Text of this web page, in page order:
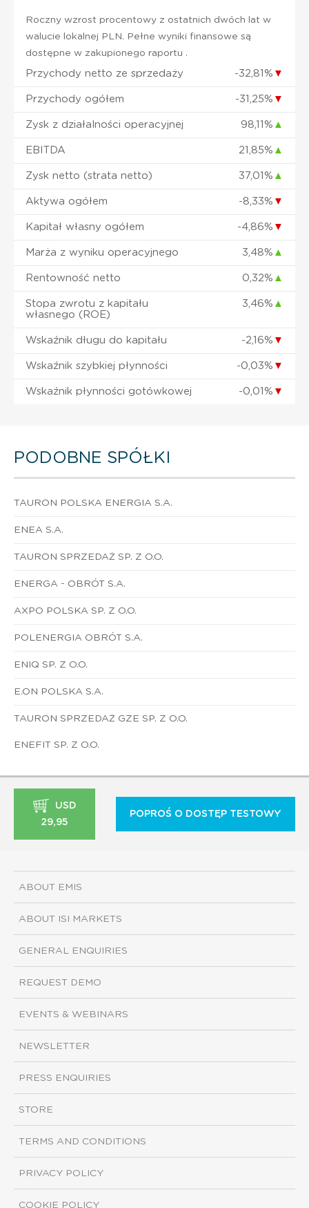
Roczny wzrost procentowy z ostatnich dwóch lat w
walucie lokalnej PLN. Pełne wyniki finansowe są
dostępne w zakupionego raportu .
Przychody netto ze sprzedaży -32,81% ▼
Przychody ogółem -31,25% ▼
Zysk z działalności operacyjnej 98,11% ▲
EBITDA 21,85% ▲
Zysk netto (strata netto) 37,01% ▲
Aktywa ogółem -8,33% ▼
Kapitał własny ogółem -4,86% ▼
Marża z wyniku operacyjnego 3,48% ▲
Rentowność netto 0,32% ▲
Stopa zwrotu z kapitału
własnego (ROE)
3,46% ▲
Wskaźnik długu do kapitału -2,16% ▼
Wskaźnik szybkiej płynności -0,03% ▼
Wskaźnik płynności gotówkowej -0,01% ▼
PODOBNE SPÓŁKI
TAURON POLSKA ENERGIA S.A.
ENEA S.A.
TAURON SPRZEDAŻ SP. Z O.O.
ENERGA - OBRÓT S.A.
AXPO POLSKA SP. Z O.O.
POLENERGIA OBRÓT S.A.
ENIQ SP. Z O.O.
E.ON POLSKA S.A.
TAURON SPRZEDAŻ GZE SP. Z O.O.
ENEFIT SP. Z O.O.
USD
29,95
POPROŚ O DOSTĘP TESTOWY
ABOUT EMIS
ABOUT ISI MARKETS
GENERAL ENQUIRIES
REQUEST DEMO
EVENTS & WEBINARS
NEWSLETTER
PRESS ENQUIRIES
STORE
TERMS AND CONDITIONS
PRIVACY POLICY
COOKIE POLICY